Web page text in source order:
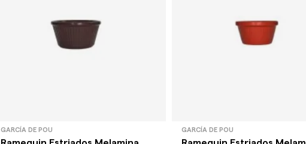
GARCÍA DE POU GARCÍA DE POU